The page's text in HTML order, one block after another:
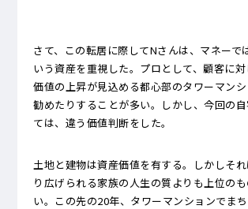
さて、この転居に際してNさんは、マネーで
いう資産を重視した。プロとして、顧客に
価値の上昇が見込める都心部のタワーマン
勧めたりすることが多い。しかし、今回の
ては、違う価値判断をした。
土地と建物は資産価値を有する。しかしそ
り広げられる家族の人生の質よりも上位の
い。この先の20年、タワーマンションでま